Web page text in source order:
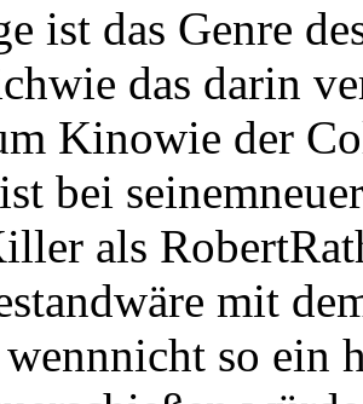
ist das Genre
das darin
Kinowie der
bei
als
mit
wennnicht so ein